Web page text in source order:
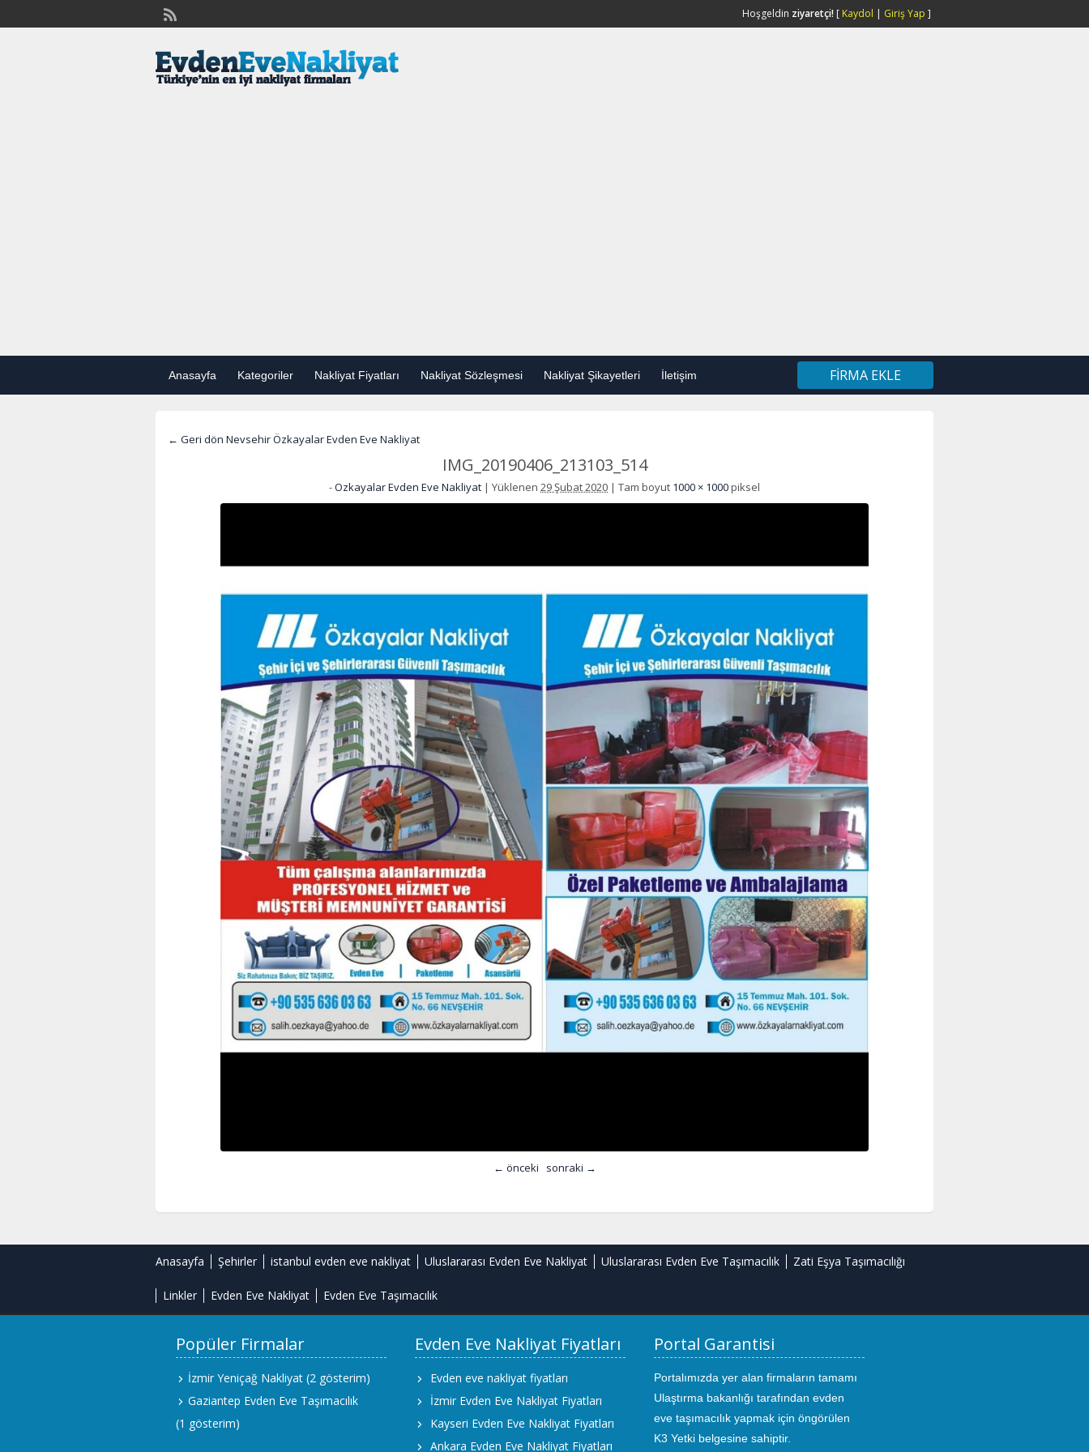
Hoşgeldin ziyaretçi! [ Kaydol | Giriş Yap ]
Anasayfa Kategoriler Nakliyat Fiyatları Nakliyat Sözleşmesi Nakliyat Şikayetleri İletişim FIRMA EKLE
← Geri dön Nevsehir Özkayalar Evden Eve Nakliyat
IMG_20190406_213103_514
-Ozkayalar Evden Eve Nakliyat | Yüklenen 29 Şubat 2020 | Tam boyut 1000 × 1000piksel
← önceki sonraki →
Anasayfa Şehirler istanbul evden eve nakliyat Uluslararası Evden Eve Nakliyat Uluslararası Evden Eve Taşımacılık Zati Eşya Taşımacılığı
Linkler Evden Eve Nakliyat Evden Eve Taşımacılık
Popüler Firmalar
İzmir Yeniçağ Nakliyat (2 gösterim)
Gaziantep Evden Eve Taşımacılık
(1 gösterim)
Evden Eve Nakliyat Fiyatları
Evden eve nakliyat fiyatları
İzmir Evden Eve Nakliyat Fiyatları
Kayseri Evden Eve Nakliyat Fiyatları
Ankara Evden Eve Nakliyat Fiyatları
Portal Garantisi
Portalımızda yer alan firmaların tamamı
Ulaştırma bakanlığı tarafından evden
eve taşımacılık yapmak için öngörülen
K3 Yetki belgesine sahiptir.